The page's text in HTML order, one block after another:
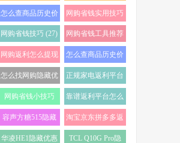
选 (56)
怎么查商品历史价
格 (35)
网购省钱实用技巧
(32)
网购省钱技巧 (27)
网购省钱工具推荐
(23)
网购返利怎么提现
(21)
怎么查商品历史价
格走势 (20)
怎么找网购隐藏优
惠券 (19)
正规家电返利平台
怎么选 (18)
网购省钱小技巧
(18)
靠谱返利平台怎么
选 (17)
容声方糖515隐藏
优惠券 (16)
淘宝京东拼多多返
利 (16)
华凌HE1隐藏优惠
TCL Q10G Pro隐